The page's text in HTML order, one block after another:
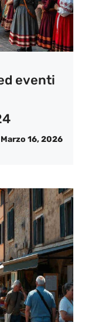
eventi
Marzo 16, 2026